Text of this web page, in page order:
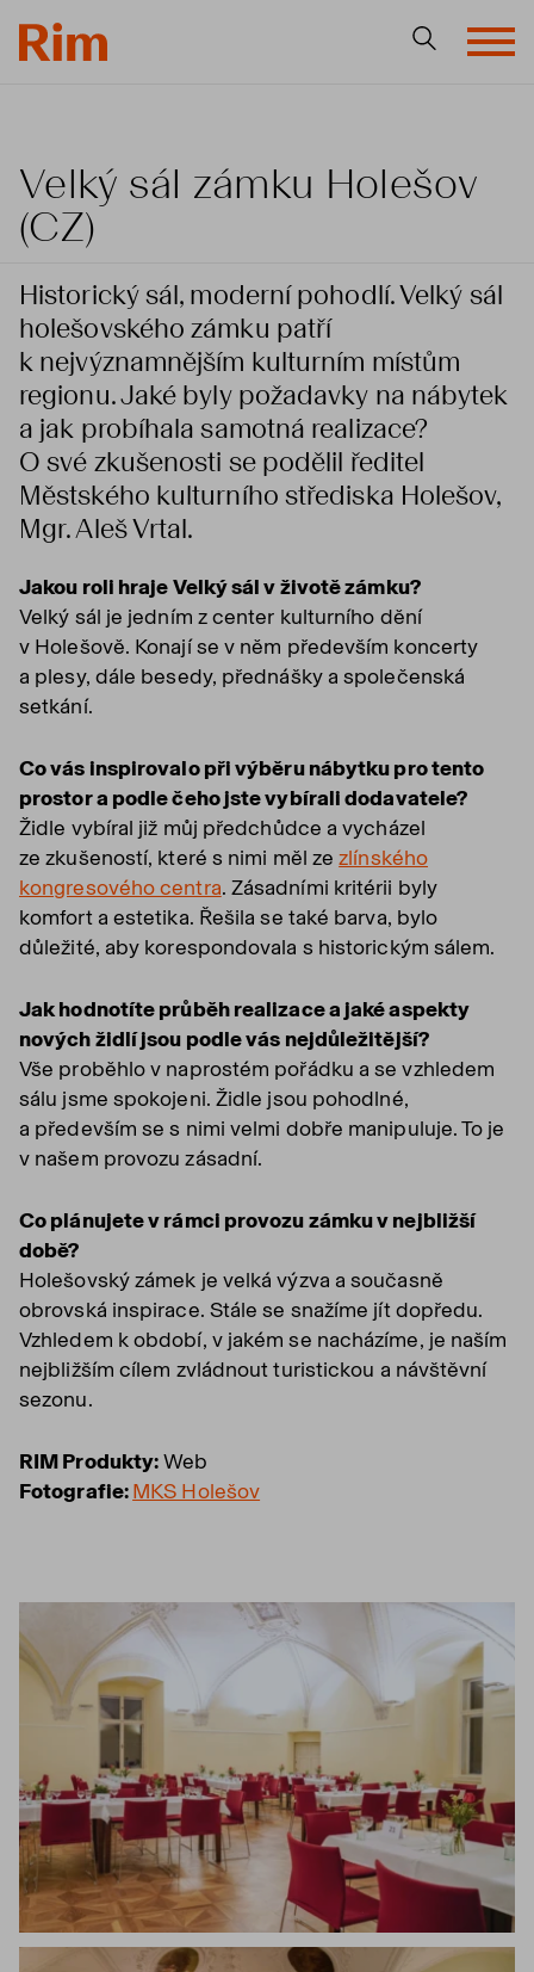
Velký sál zámku Holešov
(CZ)
Historický sál, moderní pohodlí. Velký sál
holešovského zámku patří
k nejvýznamnějším kulturním místům
regionu. Jaké byly požadavky na nábytek
a jak probíhala samotná realizace?
O své zkušenosti se podělil ředitel
Městského kulturního střediska Holešov,
Mgr. Aleš Vrtal.
Jakou roli hraje Velký sál v životě zámku?
Velký sál je jedním z center kulturního dění
v Holešově. Konají se v něm především koncerty
a plesy, dále besedy, přednášky a společenská
setkání.
Co vás inspirovalo při výběru nábytku pro tento
prostor a podle čeho jste vybírali dodavatele?
Židle vybíral již můj předchůdce a vycházel
ze zkušeností, které s nimi měl zezlínského
kongresového centra. Zásadními kritérii byly
komfort a estetika. Řešila se také barva, bylo
důležité, aby korespondovala s historickým sálem.
Jak hodnotíte průběh realizace a jaké aspekty
nových židlí jsou podle vás nejdůležitější?
Vše proběhlo v naprostém pořádku a se vzhledem
sálu jsme spokojeni. Židle jsou pohodlné,
a především se s nimi velmi dobře manipuluje. To je
v našem provozu zásadní.
Co plánujete v rámci provozu zámku v nejbližší
době?
Holešovský zámek je velká výzva a současně
obrovská inspirace. Stále se snažíme jít dopředu.
Vzhledem k období, v jakém se nacházíme, je naším
nejbližším cílem zvládnout turistickou a návštěvní
sezonu.
RIM Produkty:Web
Fotografie:MKS Holešov